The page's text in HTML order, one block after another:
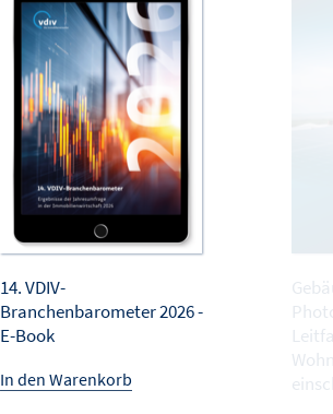
14. VDIV-
Branchenbarometer 2026 -
E-Book
In den Warenkorb